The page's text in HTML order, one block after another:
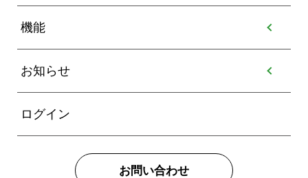
機能
お知らせ
ログイン
お問い合わせ